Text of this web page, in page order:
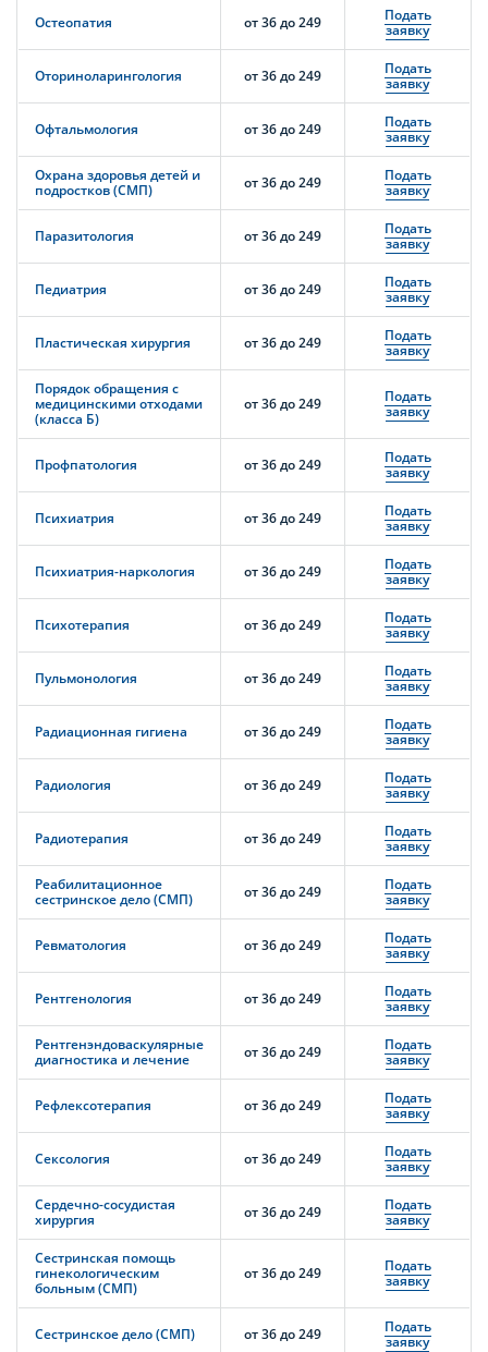
Остеопатия от 36 до 249
Подать
заявку
Оториноларингология от 36 до 249
Подать
заявку
Офтальмология от 36 до 249
Подать
заявку
Охрана здоровья детей и
подростков (СМП)
от 36 до 249
Подать
заявку
Паразитология от 36 до 249
Подать
заявку
Педиатрия от 36 до 249
Подать
заявку
Пластическая хирургия от 36 до 249
Подать
заявку
Порядок обращения с
медицинскими отходами
(класса Б)
от 36 до 249
Подать
заявку
Профпатология от 36 до 249
Подать
заявку
Психиатрия от 36 до 249
Подать
заявку
Психиатрия-наркология от 36 до 249
Подать
заявку
Психотерапия от 36 до 249
Подать
заявку
Пульмонология от 36 до 249
Подать
заявку
Радиационная гигиена от 36 до 249
Подать
заявку
Радиология от 36 до 249
Подать
заявку
Радиотерапия от 36 до 249
Подать
заявку
Реабилитационное
сестринское дело (СМП)
от 36 до 249
Подать
заявку
Ревматология от 36 до 249
Подать
заявку
Рентгенология от 36 до 249
Подать
заявку
Рентгенэндоваскулярные
диагностика и лечение
от 36 до 249
Подать
заявку
Рефлексотерапия от 36 до 249
Подать
заявку
Сексология от 36 до 249
Подать
заявку
Сердечно-сосудистая
хирургия
от 36 до 249
Подать
заявку
Сестринская помощь
гинекологическим
больным (СМП)
от 36 до 249
Подать
заявку
Сестринское дело (СМП) от 36 до 249
Подать
заявку